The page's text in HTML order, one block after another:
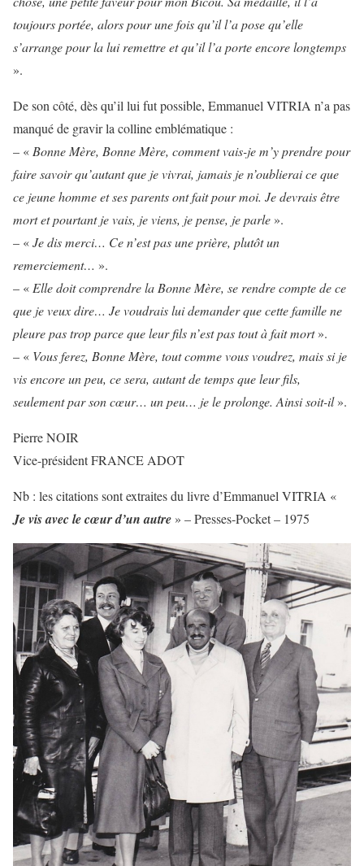
toujours portée, alors pour une fois qu’il l’a pose qu’elle
s’arrange pour la lui remettre et qu’il l’a porte encore longtemps
».
De son côté, dès qu’il lui fut possible, Emmanuel VITRIA n’a pas
manqué de gravir la colline emblématique :
– «Bonne Mère, Bonne Mère, comment vais-je m’y prendre pour
faire savoir qu’autant que je vivrai, jamais je n’oublierai ce que
ce jeune homme et ses parents ont fait pour moi. Je devrais être
mort et pourtant je vais, je viens, je pense, je parle ».
– «Je dis merci… Ce n’est pas une prière, plutôt un
remerciement… ».
– «Elle doit comprendre la Bonne Mère, se rendre compte de ce
que je veux dire… Je voudrais lui demander que cette famille ne
pleure pas trop parce que leur fils n’est pas tout à fait mort».
– « Vous ferez, Bonne Mère, tout comme vous voudrez, mais si je
vis encore un peu, ce sera, autant de temps que leur fils,
seulement par son cœur… un peu… je le prolonge. Ainsi soit-il».
Pierre NOIR
Vice-président FRANCE ADOT
Nb : les citations sont extraites du livre d’Emmanuel VITRIA «
Je vis avec le cœur d’un autre » – Presses-Pocket – 1975